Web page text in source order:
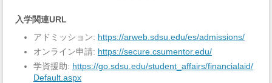
入学関連URL
アドミッション: https://arweb.sdsu.edu/es/admissions/
オンライン申請: https://secure.csumentor.edu/
学資援助: https://go.sdsu.edu/student_affairs/financialaid/
Default.aspx